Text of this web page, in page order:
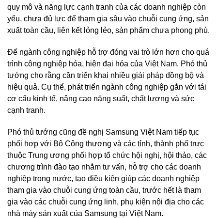
quy mô và năng lực cạnh tranh của các doanh nghiệp còn
yếu, chưa đủ lực để tham gia sâu vào chuỗi cung ứng, sản
xuất toàn cầu, liên kết lỏng lẻo, sản phẩm chưa phong phú.
Để ngành công nghiệp hỗ trợ đóng vai trò lớn hơn cho quá
trình công nghiệp hóa, hiện đại hóa của Việt Nam, Phó thủ
tướng cho rằng cần triển khai nhiều giải pháp đồng bộ và
hiệu quả. Cụ thể, phát triển ngành công nghiệp gắn với tái
cơ cấu kinh tế, nâng cao năng suất, chất lượng và sức
cạnh tranh.
Phó thủ tướng cũng đề nghị Samsung Việt Nam tiếp tục
phối hợp với Bộ Công thương và các tỉnh, thành phố trực
thuộc Trung ương phối hợp tổ chức hội nghị, hội thảo, các
chương trình đào tạo nhằm tư vấn, hỗ trợ cho các doanh
nghiệp trong nước, tạo điều kiện giúp các doanh nghiệp
tham gia vào chuỗi cung ứng toàn cầu, trước hết là tham
gia vào các chuỗi cung ứng linh, phụ kiện nội địa cho các
nhà máy sản xuất của Samsung tại Việt Nam.